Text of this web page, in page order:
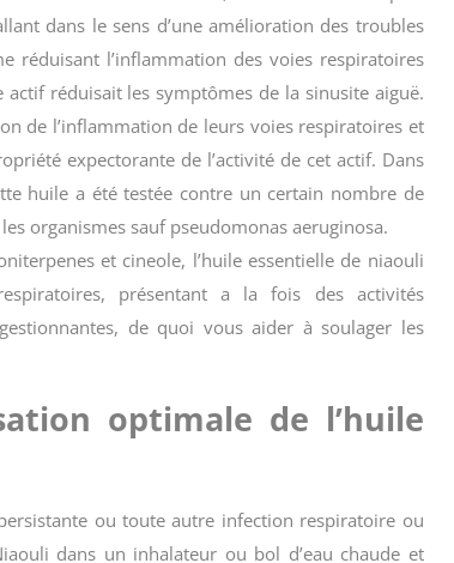
dans le sens d’une amélioration des troubles
réduisant l’inflammation des voies respiratoires
réduisait les symptômes de la sinusite aiguë.
de l’inflammation de leurs voies respiratoires et
expectorante de l’activité de cet actif. Dans
huile a été testée contre un certain nombre de
organismes sauf pseudomonas aeruginosa.
et cineole, l’huile essentielle de niaouli
présentant a la fois des activités
de quoi vous aider à soulager les
optimale de l’huile
ou toute autre infection respiratoire ou
dans un inhalateur ou bol d’eau chaude et